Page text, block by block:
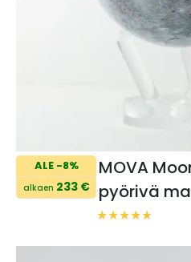
ALE -8%
alkaen 233 €
MOVA
pyörivä